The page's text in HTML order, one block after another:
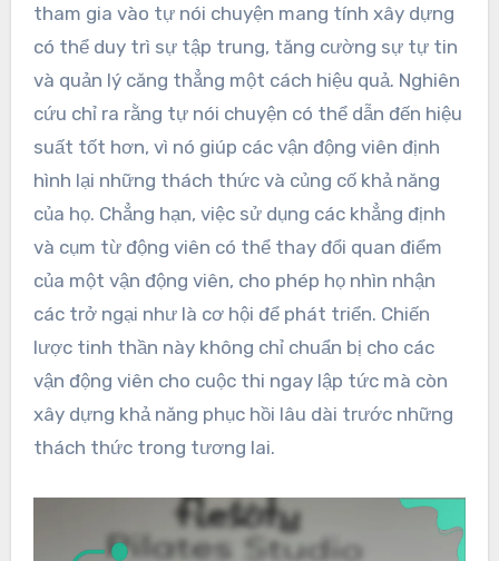
tham gia vào tự nói chuyện mang tính xây dựng
có thể duy trì sự tập trung, tăng cường sự tự tin
và quản lý căng thẳng một cách hiệu quả. Nghiên
cứu chỉ ra rằng tự nói chuyện có thể dẫn đến hiệu
suất tốt hơn, vì nó giúp các vận động viên định
hình lại những thách thức và củng cố khả năng
của họ. Chẳng hạn, việc sử dụng các khẳng định
và cụm từ động viên có thể thay đổi quan điểm
của một vận động viên, cho phép họ nhìn nhận
các trở ngại như là cơ hội để phát triển. Chiến
lược tinh thần này không chỉ chuẩn bị cho các
vận động viên cho cuộc thi ngay lập tức mà còn
xây dựng khả năng phục hồi lâu dài trước những
thách thức trong tương lai.